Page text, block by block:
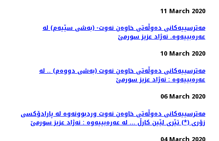
11 March 2020
مه‌ترسییه‌كانی ده‌وڵه‌تی خاوه‌ن نه‌وت- (به‌شی سێیه‌م) له‌
عه‌ره‌بییه‌وه. نه‌ژاد عزیز سورمێ
10 March 2020
مه‌ترسییه‌كانی ده‌وڵه‌تی خاوه‌ن نه‌وت (به‌شی دووه‌م) .. له‌
عه‌ره‌بییه‌وه‌ : نه‌ژاد عزیز سورمێ
06 March 2020
مه‌ترسییه‌كانی ده‌وڵه‌تی خاوه‌ن نه‌وت وردبوونه‌وه‌ له‌ پارادۆكسی
زۆری (*) تێری لێین كارڵ ... له‌ عه‌ره‌بییه‌وه‌ : نه‌ژاد عزیز سورمێ